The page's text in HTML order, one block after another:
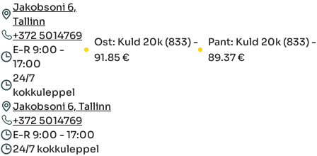
Jakobsoni 6,
Tallinn
+372 5014769
E-R 9:00 -
17:00
24/7
kokkuleppel
Ost: Kuld 20k (833) -
91.85 €
Pant: Kuld 20k (833) -
89.37 €
Jakobsoni 6, Tallinn
+372 5014769
E-R 9:00 - 17:00
24/7 kokkuleppel